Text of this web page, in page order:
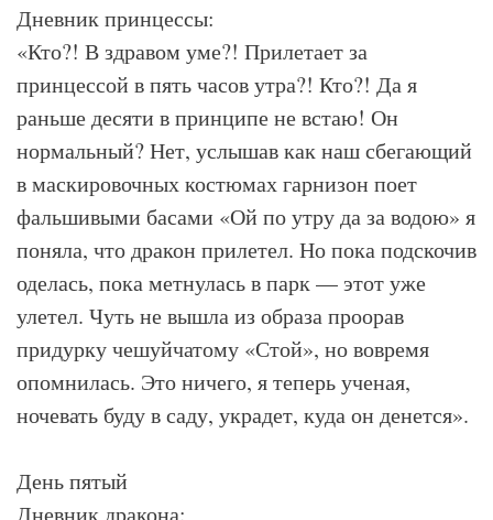
Дневник принцессы:
«Кто?! В здравом уме?! Прилетает за
принцессой в пять часов утра?! Кто?! Да я
раньше десяти в принципе не встаю! Он
нормальный? Нет, услышав как наш сбегающий
в маскировочных костюмах гарнизон поет
фальшивыми басами «Ой по утру да за водою» я
поняла, что дракон прилетел. Но пока подскочив
оделась, пока метнулась в парк — этот уже
улетел. Чуть не вышла из образа проорав
придурку чешуйчатому «Стой», но вовремя
опомнилась. Это ничего, я теперь ученая,
ночевать буду в саду, украдет, куда он денется».
День пятый
Дневник дракона: